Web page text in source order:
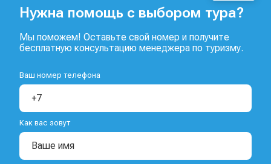
Нужна помощь с выбором тура?
Мы поможем! Оставьте свой номер и получите
бесплатную консультацию менеджера по туризму.
Ваш номер телефона
Как вас зовут